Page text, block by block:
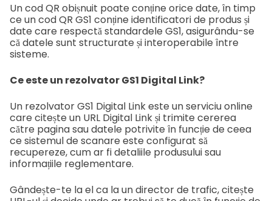
Un cod QR obișnuit poate conține orice date, în timp
ce un cod QR GS1 conține identificatori de produs și
date care respectă standardele GS1, asigurându-se
că datele sunt structurate și interoperabile între
sisteme.
Ce este un rezolvator GS1 Digital Link?
Un rezolvator GS1 Digital Link este un serviciu online
care citește un URL Digital Link și trimite cererea
către pagina sau datele potrivite în funcție de ceea
ce sistemul de scanare este configurat să
recupereze, cum ar fi detaliile produsului sau
informațiile reglementare.
Gândește-te la el ca la un director de trafic, citește